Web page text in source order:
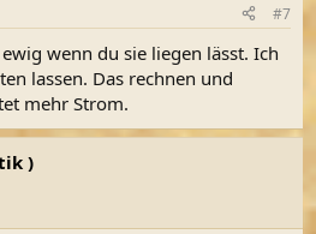
#7
wenn du sie liegen lässt. Ich
lassen. Das rechnen und
mehr Strom.
)